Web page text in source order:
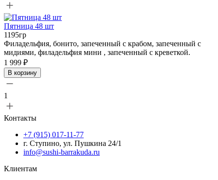
Пятница 48 шт
1195гр
Филадельфия, бонито, запеченный с крабом, запеченный с
мидиями, филадельфия мини , запеченный с креветкой.
1 999 ₽
В корзину
1
Контакты
+7 (915) 017-11-77
г. Ступино, ул. Пушкина 24/1
info@sushi-barrakuda.ru
Клиентам